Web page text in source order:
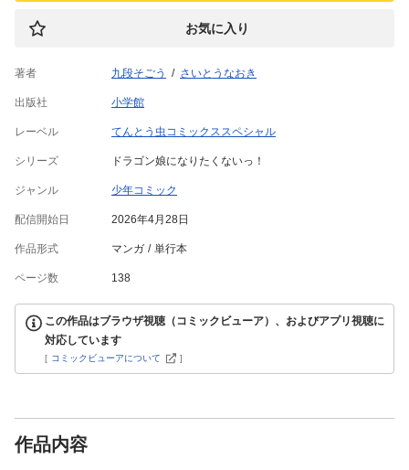
お気に入り
著者 九段そごう さいとうなおき
出版社 小学館
レーベル てんとう虫コミックススペシャル
シリーズ ドラゴン娘になりたくないっ！
ジャンル 少年コミック
配信開始日 2026年4月28日
作品形式 マンガ 単行本
ページ数 138
この作品はブラウザ視聴（コミックビューア）、およびアプリ視聴に
対応しています
[ コミックビューアについて ]
作品内容